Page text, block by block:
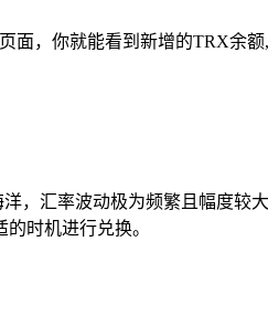
面，你就能看到新增的TRX余
，汇率波动极为频繁且幅度较
时机进行兑换。